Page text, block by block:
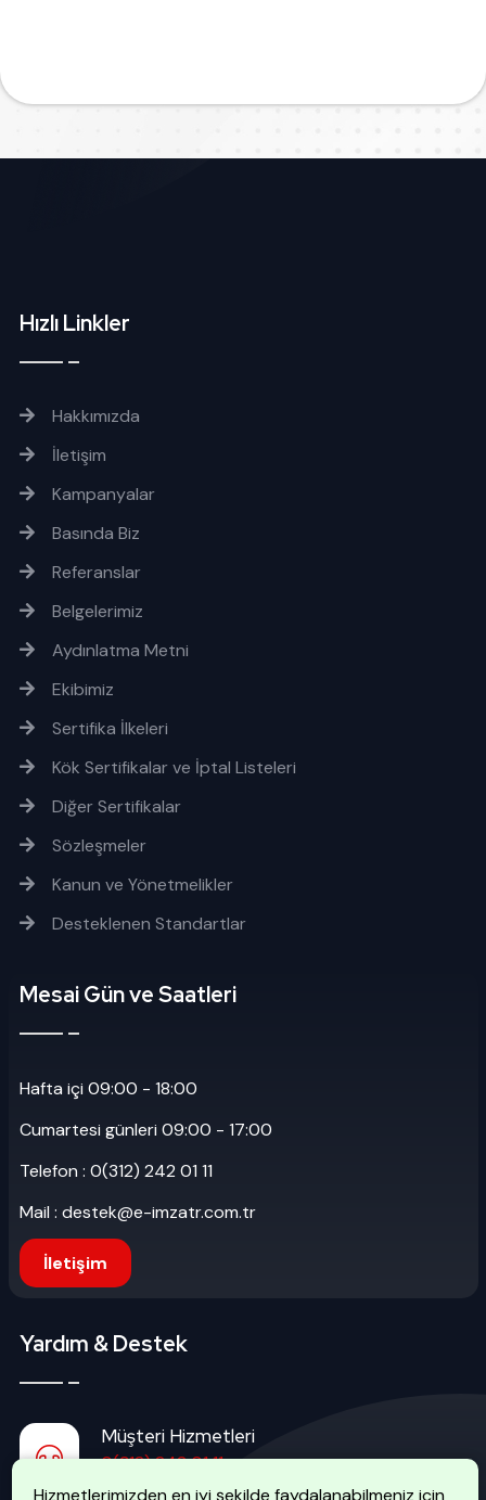
Hızlı Linkler
Hakkımızda
İletişim
Kampanyalar
Basında Biz
Referanslar
Belgelerimiz
Aydınlatma Metni
Ekibimiz
Sertifika İlkeleri
Kök Sertifikalar ve İptal Listeleri
Diğer Sertifikalar
Sözleşmeler
Kanun ve Yönetmelikler
Desteklenen Standartlar
Mesai Gün ve Saatleri
Hafta içi 09:00 - 18:00
Cumartesi günleri 09:00 - 17:00
Telefon : 0(312) 242 01 11
Mail : destek@e-imzatr.com.tr
İletişim
Yardım & Destek
Müşteri Hizmetleri
0(312) 242 01 11
Hizmetlerimizden en iyi şekilde faydalanabilmeniz için